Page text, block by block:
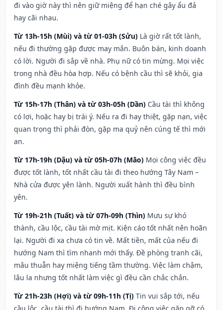
đi vào giờ này thì nên giữ miệng để hạn ché gây ẩu đả
hay cãi nhau.
Từ 13h-15h (Mùi) và từ 01-03h (Sửu) Là giờ rất tốt lành,
nếu đi thường gặp được may mắn. Buôn bán, kinh doanh
có lời. Người đi sắp về nhà. Phụ nữ có tin mừng. Mọi việc
trong nhà đều hòa hợp. Nếu có bệnh cầu thì sẽ khỏi, gia
đình đều mạnh khỏe.
Từ 15h-17h (Thân) và từ 03h-05h (Dần) Cầu tài thì không
có lợi, hoặc hay bị trái ý. Nếu ra đi hay thiệt, gặp nạn, việc
quan trọng thì phải đòn, gặp ma quỷ nên cúng tế thì mới
an.
Từ 17h-19h (Dậu) và từ 05h-07h (Mão) Mọi công việc đều
được tốt lành, tốt nhất cầu tài đi theo hướng Tây Nam –
Nhà cửa được yên lành. Người xuất hành thì đều bình
yên.
Từ 19h-21h (Tuất) và từ 07h-09h (Thìn) Mưu sự khó
thành, cầu lộc, cầu tài mờ mịt. Kiện cáo tốt nhất nên hoãn
lại. Người đi xa chưa có tin về. Mất tiền, mất của nếu đi
hướng Nam thì tìm nhanh mới thấy. Đề phòng tranh cãi,
mâu thuẫn hay miệng tiếng tầm thường. Việc làm chậm,
lâu la nhưng tốt nhất làm việc gì đều cần chắc chắn.
Từ 21h-23h (Hợi) và từ 09h-11h (Tị) Tin vui sắp tới, nếu